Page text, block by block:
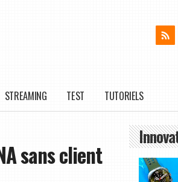
STREAMING TEST TUTORIELS
sans client